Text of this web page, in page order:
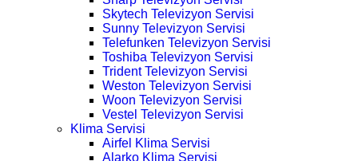
Skytech Televizyon Servisi
Sunny Televizyon Servisi
Telefunken Televizyon Servisi
Toshiba Televizyon Servisi
Trident Televizyon Servisi
Weston Televizyon Servisi
Woon Televizyon Servisi
Vestel Televizyon Servisi
Klima Servisi
Airfel Klima Servisi
Alarko Klima Servisi